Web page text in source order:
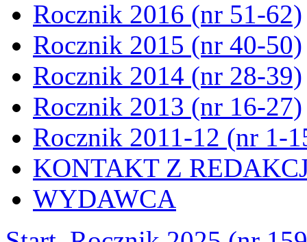
Rocznik 2016 (nr 51-62)
Rocznik 2015 (nr 40-50)
Rocznik 2014 (nr 28-39)
Rocznik 2013 (nr 16-27)
Rocznik 2011-12 (nr 1-
KONTAKT Z
WYDAWCA